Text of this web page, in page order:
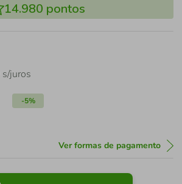
14.980 pontos
s/juros
-5%
Ver formas de pagamento